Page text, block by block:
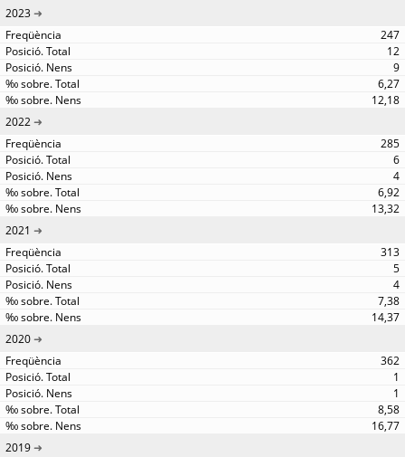
2023
247
12
9
6,27
12,18
2022
285
6
4
6,92
13,32
2021
313
5
4
7,38
14,37
2020
362
1
1
8,58
16,77
2019